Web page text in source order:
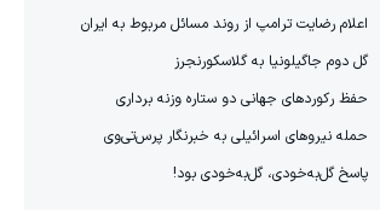
اعلام رضایت ترامپ از روند مسائل مربوط به ایران
گل دوم جاگیلونیا به گلاسکورنجرز
حفظ رکوردهای جهانی دو ستاره وزنه برداری
حمله نیروهای اسرائیلی به خبرنگار پرس‌تی‌وی
پاسخ گل‌به‌خودی، گل‌به‌خودی بود!